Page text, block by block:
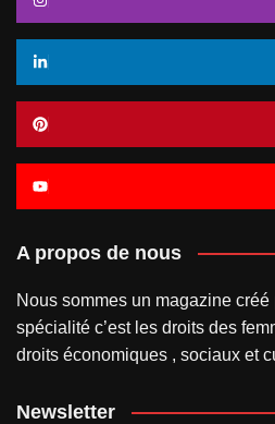
A propos de nous
Nous sommes un magazine
spécialité c’est les droits des
droits économiques , sociaux et
Newsletter